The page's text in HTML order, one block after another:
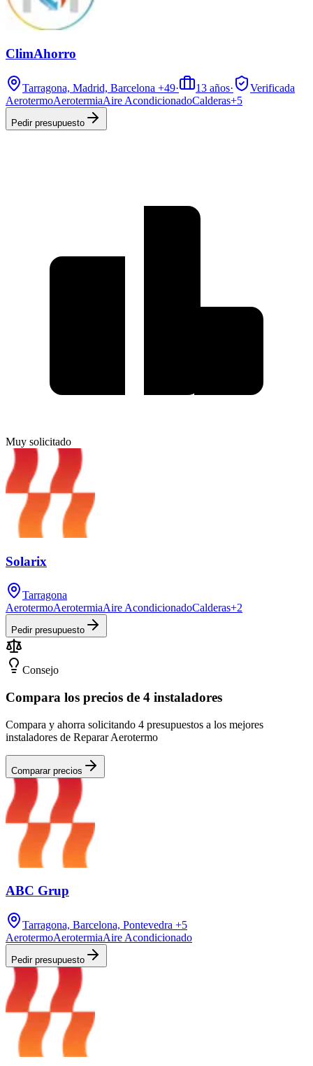
ClimAhorro
Tarragona, Madrid, Barcelona +49· 13 años·
Verificada
AerotermoAerotermiaAire AcondicionadoCalderas+5
Pedir presupuesto
Muy solicitado
Solarix
Tarragona
AerotermoAerotermiaAire AcondicionadoCalderas+2
Pedir presupuesto
Consejo
Compara los precios de 4 instaladores
Compara y ahorra solicitando 4 presupuestos a los mejores
instaladores de Reparar Aerotermo
Comparar precios
ABC Grup
Tarragona, Barcelona, Pontevedra +5
AerotermoAerotermiaAire Acondicionado
Pedir presupuesto